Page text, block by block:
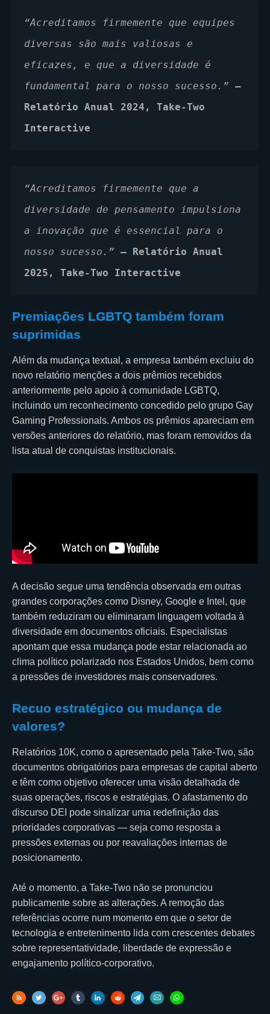
“Acreditamos firmemente que equipes
diversas são mais valiosas e
eficazes, e que a diversidade é
fundamental para o nosso sucesso.” —
Relatório Anual 2024, Take-Two
Interactive
“Acreditamos firmemente que a
diversidade de pensamento impulsiona
a inovação que é essencial para o
nosso sucesso.” — Relatório Anual
2025, Take-Two Interactive
Premiações LGBTQ também foram
suprimidas
Além da mudança textual, a empresa também excluiu do
novo relatório menções a dois prêmios recebidos
anteriormente pelo apoio à comunidade LGBTQ,
incluindo um reconhecimento concedido pelo grupo Gay
Gaming Professionals. Ambos os prêmios apareciam em
versões anteriores do relatório, mas foram removidos da
lista atual de conquistas institucionais.
A decisão segue uma tendência observada em outras
grandes corporações como Disney, Google e Intel, que
também reduziram ou eliminaram linguagem voltada à
diversidade em documentos oficiais. Especialistas
apontam que essa mudança pode estar relacionada ao
clima político polarizado nos Estados Unidos, bem como
a pressões de investidores mais conservadores.
Recuo estratégico ou mudança de
valores?
Relatórios 10K, como o apresentado pela Take-Two, são
documentos obrigatórios para empresas de capital aberto
e têm como objetivo oferecer uma visão detalhada de
suas operações, riscos e estratégias. O afastamento do
discurso DEI pode sinalizar uma redefinição das
prioridades corporativas — seja como resposta a
pressões externas ou por reavaliações internas de
posicionamento.
Até o momento, a Take-Two não se pronunciou
publicamente sobre as alterações. A remoção das
referências ocorre num momento em que o setor de
tecnologia e entretenimento lida com crescentes debates
sobre representatividade, liberdade de expressão e
engajamento político-corporativo.